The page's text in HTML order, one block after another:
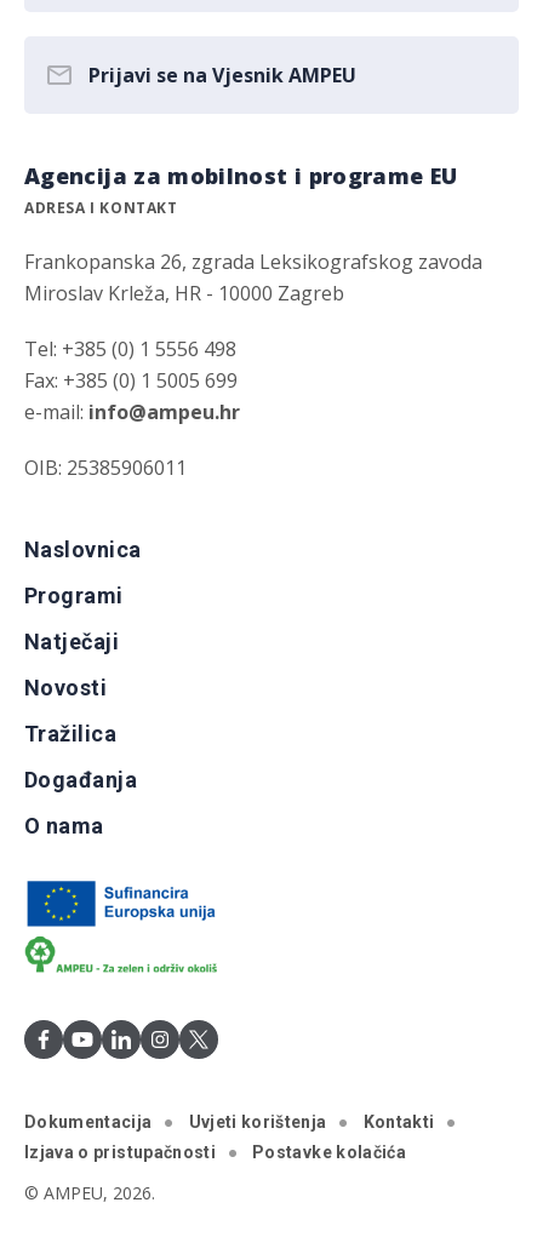
Prijavi se na Vjesnik AMPEU
Agencija za mobilnost i programe EU
ADRESA I KONTAKT
Frankopanska 26, zgrada Leksikografskog zavoda
Miroslav Krleža, HR - 10000 Zagreb
Tel: +385 (0) 1 5556 498
Fax: +385 (0) 1 5005 699
e-mail: info@ampeu.hr
OIB: 25385906011
Naslovnica
Programi
Natječaji
Novosti
Tražilica
Događanja
O nama
Dokumentacija Uvjeti korištenja
Kontakti
Izjava o pristupačnosti
Postavke kolačića
© AMPEU, 2026.